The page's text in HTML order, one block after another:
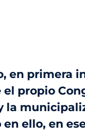
en primera
propio
la
ello, en